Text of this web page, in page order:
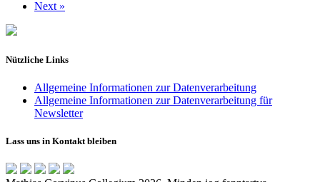
Next »
Nützliche Links
Allgemeine Informationen zur Datenverarbeitung
Allgemeine Informationen zur Datenverarbeitung für
Newsletter
Lass uns in Kontakt bleiben